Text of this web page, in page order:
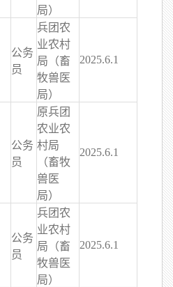
局）
公务
员
兵团农
业农村
局（畜
牧兽医
局）
2025.6.1
公务
员
原兵团
农业农
村局
（畜牧
兽医
局）
2025.6.1
公务
员
兵团农
业农村
局（畜
牧兽医
局）
2025.6.1